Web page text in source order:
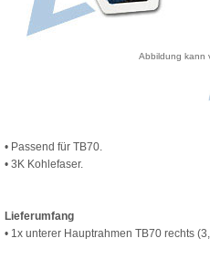
Abbildung kann
• Passend für TB70.
• 3K Kohlefaser.
Lieferumfang
• 1x unterer Hauptrahmen TB70 rechts